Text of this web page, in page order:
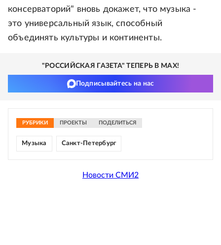
консерваторий" вновь докажет, что музыка -
это универсальный язык, способный
объединять культуры и континенты.
"РОССИЙСКАЯ ГАЗЕТА" ТЕПЕРЬ В MAX!
Подписывайтесь на нас
РУБРИКИ ПРОЕКТЫ ПОДЕЛИТЬСЯ
Музыка Санкт-Петербург
Новости СМИ2